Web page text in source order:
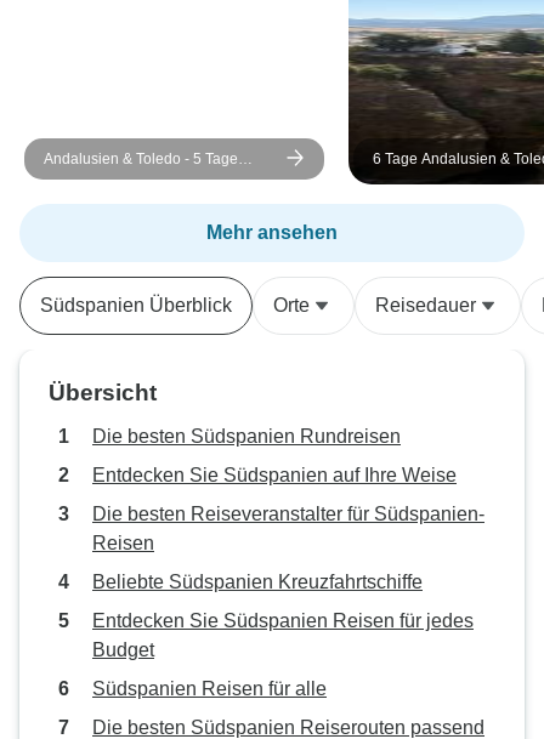
Andalusien & Toledo - 5 Tage
dienstags
6 Tage Andalusien &
Madrid
Mehr ansehen
Südspanien Überblick Orte Reisedauer
Übersicht
Die besten Südspanien Rundreisen
Entdecken Sie Südspanien auf Ihre Weise
Die besten Reiseveranstalter für Südspanien-
Reisen
Beliebte Südspanien Kreuzfahrtschiffe
Entdecken Sie Südspanien Reisen für jedes
Budget
Südspanien Reisen für alle
Die besten Südspanien Reiserouten passend